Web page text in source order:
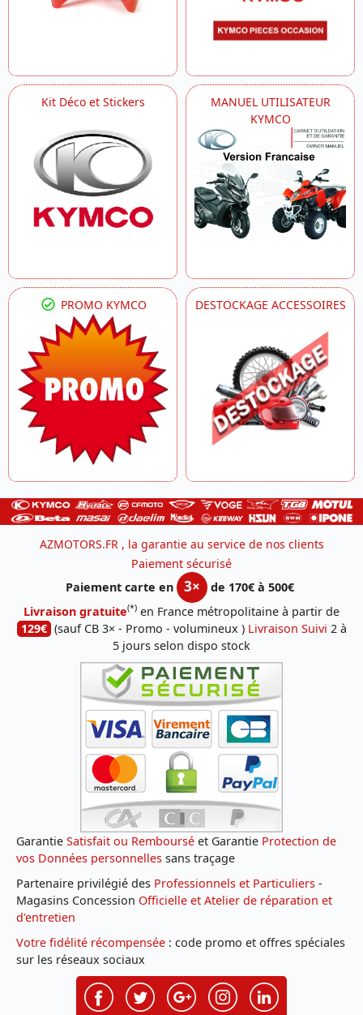
Kit Déco et Stickers
MANUEL UTILISATEUR
KYMCO
PROMO KYMCO DESTOCKAGE ACCESSOIRES
AZMOTORS.FR , la garantie au service de nos clients
Paiement sécurisé
Paiement carte en
3×
de 170€ à 500€
Livraison gratuite(*) en France métropolitaine à partir de
129€ (sauf CB 3× - Promo - volumineux ) Livraison Suivi 2 à
5 jours selon dispo stock
Garantie Satisfait ou Remboursé et Garantie Protection de
vos Données personnelles sans traçage
Partenaire privilégié des Professionnels et Particuliers -
Magasins Concession Officielle et Atelier de réparation et
d'entretien
Votre fidélité récompensée : code promo et offres spéciales
sur les réseaux sociaux